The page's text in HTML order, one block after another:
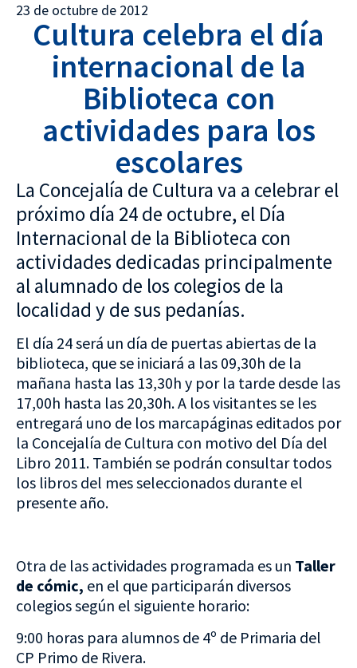
23 de octubre de 2012
Cultura celebra el día
internacional de la
Biblioteca con
actividades para los
escolares
La Concejalía de Cultura va a celebrar el
próximo día 24 de octubre, el Día
Internacional de la Biblioteca con
actividades dedicadas principalmente
al alumnado de los colegios de la
localidad y de sus pedanías.
El día 24 será un día de puertas abiertas de la
biblioteca, que se iniciará a las 09,30h de la
mañana hasta las 13,30h y por la tarde desde las
17,00h hasta las 20,30h. A los visitantes se les
entregará uno de los marcapáginas editados por
la Concejalía de Cultura con motivo del Día del
Libro 2011. También se podrán consultar todos
los libros del mes seleccionados durante el
presente año.
Otra de las actividades programada es un Taller
de cómic, en el que participarán diversos
colegios según el siguiente horario:
9:00 horas para alumnos de 4º de Primaria del
CP Primo de Rivera.